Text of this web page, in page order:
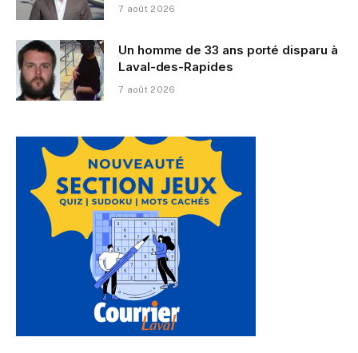
7 août 2026
Un homme de 33 ans porté disparu à
Laval-des-Rapides
7 août 2026